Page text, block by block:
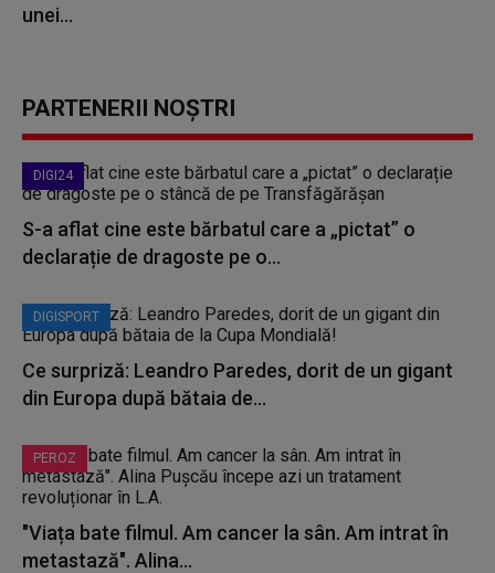
unei...
PARTENERII NOȘTRI
DIGI24
S-a aflat cine este bărbatul care a „pictat” o
declarație de dragoste pe o...
DIGISPORT
Ce surpriză: Leandro Paredes, dorit de un gigant
din Europa după bătaia de...
PEROZ
"Viața bate filmul. Am cancer la sân. Am intrat în
metastază". Alina...